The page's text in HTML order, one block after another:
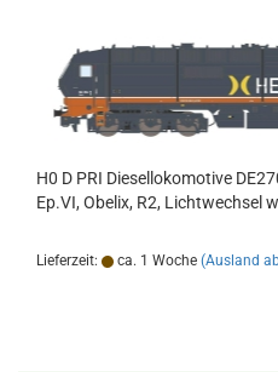
H0 D PRI Diesellokomotive
Ep.VI, Obelix, R2, Lichtwechsel
Lieferzeit: ca. 1 Woche (Ausland